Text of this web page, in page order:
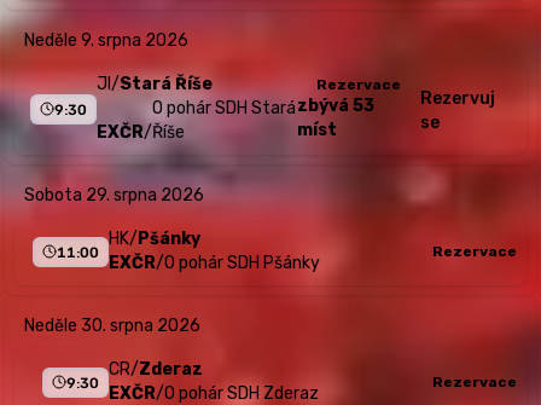
neděle 9. srpna 2026
9:30
JI/Stará Říše
EXČR/
O pohár SDH Stará
Říše
Rezervace
zbývá 53
míst
Rezervuj
se
sobota 29. srpna 2026
11:00
HK/ Pšánky
EXČR/O pohár SDH Pšánky
Rezervace
neděle 30. srpna 2026
9:30
CR/Zderaz
EXČR/O pohár SDH Zderaz
Rezervace